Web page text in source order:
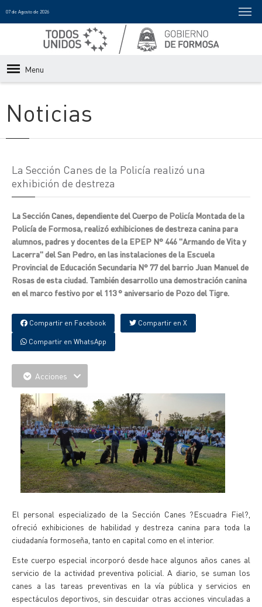
07 de Agosto de 2026
Menu
Noticias
La Sección Canes de la Policía realizó una
exhibición de destreza
La Sección Canes, dependiente del Cuerpo de Policía Montada de la
Policía de Formosa, realizó exhibiciones de destreza canina para
alumnos, padres y docentes de la EPEP N° 446 "Armando de Vita y
Lacerra" del San Pedro, en las instalaciones de la Escuela
Provincial de Educación Secundaria N° 77 del barrio Juan Manuel de
Rosas de esta ciudad. También desarrollo una demostración canina
en el marco festivo por el 113 ° aniversario de Pozo del Tigre.
Compartir en Facebook Compartir en X
Compartir en WhatsApp
Acciones
El personal especializado de la Sección Canes ?Escuadra Fiel?,
ofreció exhibiciones de habilidad y destreza canina para toda la
ciudadanía formoseña, tanto en capital como en el interior.
Este cuerpo especial incorporó desde hace algunos años canes al
servicio de la actividad preventiva policial. A diario, se suman los
canes a las tareas preventivas en la vía pública y servicios en
espectáculos deportivos, sin descuidar otras acciones vinculadas a